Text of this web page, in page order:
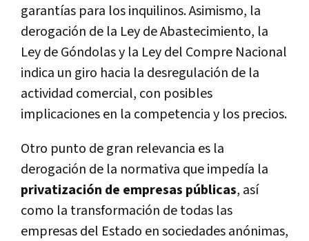
garantías para los inquilinos. Asimismo, la
derogación de la Ley de Abastecimiento, la
Ley de Góndolas y la Ley del Compre Nacional
indica un giro hacia la desregulación de la
actividad comercial, con posibles
implicaciones en la competencia y los precios.
Otro punto de gran relevancia es la
derogación de la normativa que impedía la
privatización de empresas públicas, así
como la transformación de todas las
empresas del Estado en sociedades anónimas,